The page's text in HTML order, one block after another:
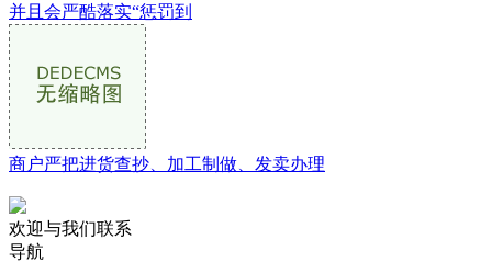
并且会严酷落实“惩罚到
商户严把进货查抄、加工制做、发卖办理
欢迎与我们联系
导航